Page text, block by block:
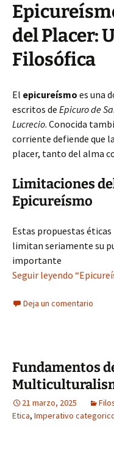
del Placer:
Filosófica
El epicureísmo es una
escritos de Epicuro de
Lucrecio. Conocida
corriente defiende que
placer, tanto del alma
Limitaciones
Epicureísmo
Estas propuestas
limitan seriamente su
importante
Seguir leyendo
Deja un comentario
Fundamentos
21 marzo, 2025
Etica, Imperativo